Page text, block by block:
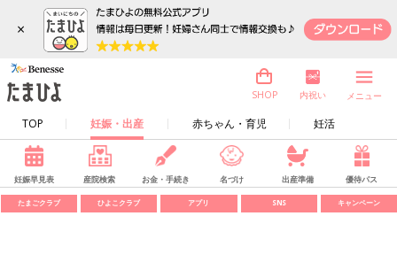
×
TOP 妊娠・出産 赤ちゃん・育児 妊活
SHOP 内祝い メニュー
妊娠早見表 産院検索 お金・手続き 名づけ 出産準備 優待パス
たまごクラブ ひよこクラブ アプリ SNS キャンペーン